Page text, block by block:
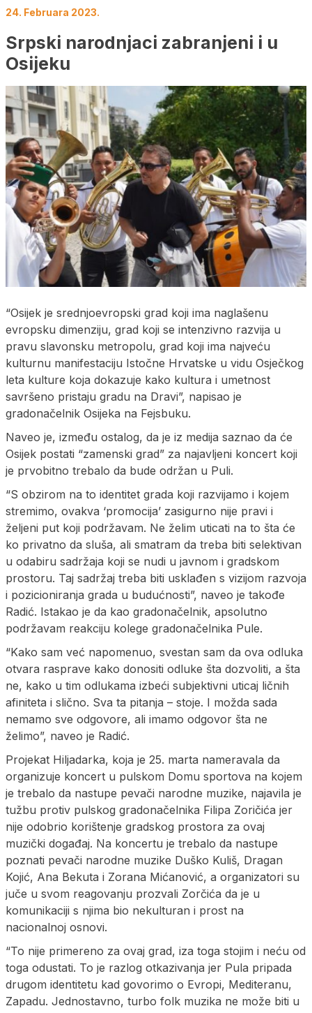
24. Februara 2023.
Srpski narodnjaci zabranjeni i u
Osijeku
“Osijek je srednjoevropski grad koji ima naglašenu
evropsku dimenziju, grad koji se intenzivno razvija u
pravu slavonsku metropolu, grad koji ima najveću
kulturnu manifestaciju Istočne Hrvatske u vidu Osječkog
leta kulture koja dokazuje kako kultura i umetnost
savršeno pristaju gradu na Dravi”, napisao je
gradonačelnik Osijeka na Fejsbuku.
Naveo je, između ostalog, da je iz medija saznao da će
Osijek postati “zamenski grad” za najavljeni koncert koji
je prvobitno trebalo da bude održan u Puli.
“S obzirom na to identitet grada koji razvijamo i kojem
stremimo, ovakva ‘promocija’ zasigurno nije pravi i
željeni put koji podržavam. Ne želim uticati na to šta će
ko privatno da sluša, ali smatram da treba biti selektivan
u odabiru sadržaja koji se nudi u javnom i gradskom
prostoru. Taj sadržaj treba biti usklađen s vizijom razvoja
i pozicioniranja grada u budućnosti”, naveo je takođe
Radić. Istakao je da kao gradonačelnik, apsolutno
podržavam reakciju kolege gradonačelnika Pule.
“Kako sam već napomenuo, svestan sam da ova odluka
otvara rasprave kako donositi odluke šta dozvoliti, a šta
ne, kako u tim odlukama izbeći subjektivni uticaj ličnih
afiniteta i slično. Sva ta pitanja – stoje. I možda sada
nemamo sve odgovore, ali imamo odgovor šta ne
želimo”, naveo je Radić.
Projekat Hiljadarka, koja je 25. marta nameravala da
organizuje koncert u pulskom Domu sportova na kojem
je trebalo da nastupe pevači narodne muzike, najavila je
tužbu protiv pulskog gradonačelnika Filipa Zoričića jer
nije odobrio korištenje gradskog prostora za ovaj
muzički događaj. Na koncertu je trebalo da nastupe
poznati pevači narodne muzike Duško Kuliš, Dragan
Kojić, Ana Bekuta i Zorana Mićanović, a organizatori su
juče u svom reagovanju prozvali Zorčića da je u
komunikaciji s njima bio nekulturan i prost na
nacionalnoj osnovi.
“To nije primereno za ovaj grad, iza toga stojim i neću od
toga odustati. To je razlog otkazivanja jer Pula pripada
drugom identitetu kad govorimo o Evropi, Mediteranu,
Zapadu. Jednostavno, turbo folk muzika ne može biti u